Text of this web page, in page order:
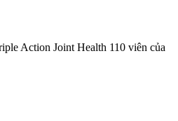
Action Joint Health 110 viên của